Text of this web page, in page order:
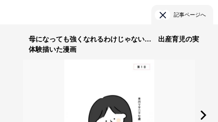
記事ページへ
母になっても強くなれるわけじゃない… 出産育児の実
体験描いた漫画